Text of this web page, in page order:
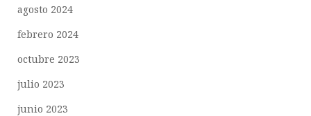
agosto 2024
febrero 2024
octubre 2023
julio 2023
junio 2023